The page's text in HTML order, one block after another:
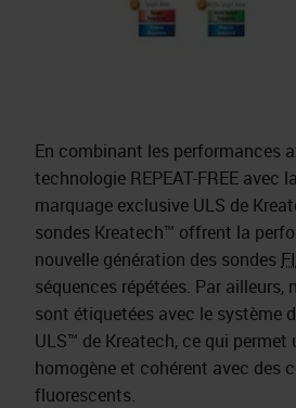
En combinant les performances
technologie REPEAT-FREE avec
marquage exclusive ULS de
sondes Kreatech™ offrent la
nouvelle génération des sondes
séquences répétées. Par ailleurs,
sont étiquetées avec le système
ULS™ de Kreatech, ce qui permet
homogène et cohérent avec des
fluorescents.